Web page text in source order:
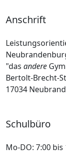
Anschrift
"das andere
Bertolt-Brecht-
17034
Schulbüro
Mo-DO: 7:00 bis